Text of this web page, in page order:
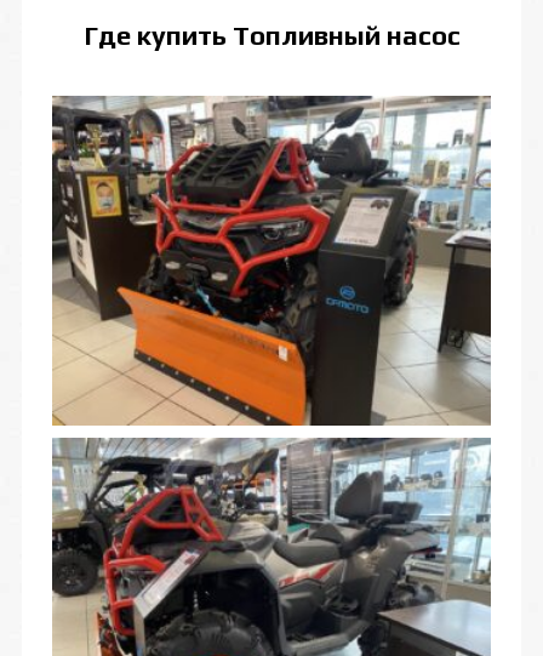
Где купить Топливный насос